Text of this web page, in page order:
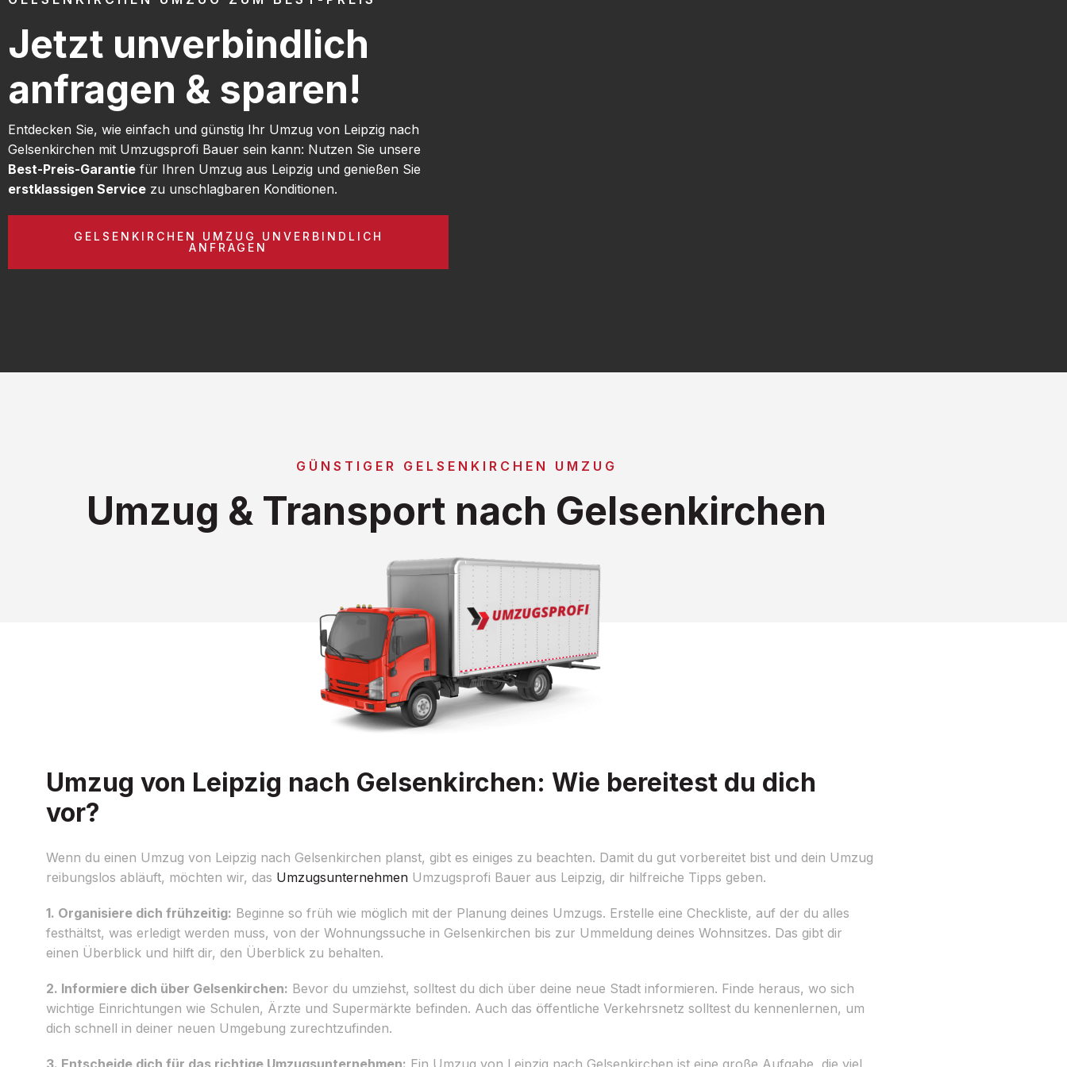
Jetzt unverbindlich
anfragen & sparen!
Entdecken Sie, wie einfach und günstig Ihr Umzug von Leipzig nach
Gelsenkirchen mit Umzugsprofi Bauer sein kann: Nutzen Sie unsere
Best-Preis-Garantie für Ihren Umzug aus Leipzig und genießen Sie
erstklassigen Service zu unschlagbaren Konditionen.
GELSENKIRCHEN UMZUG UNVERBINDLICH
ANFRAGEN
GÜNSTIGER GELSENKIRCHEN UMZUG
Umzug & Transport nach Gelsenkirchen
Umzug von Leipzig nach Gelsenkirchen: Wie bereitest du dich
vor?
Wenn du einen Umzug von Leipzig nach Gelsenkirchen planst, gibt es einiges zu beachten. Damit du gut vorbereitet bist und dein Umzug
reibungslos abläuft, möchten wir, das Umzugsunternehmen Umzugsprofi Bauer aus Leipzig, dir hilfreiche Tipps geben.
1. Organisiere dich frühzeitig: Beginne so früh wie möglich mit der Planung deines Umzugs. Erstelle eine Checkliste, auf der du alles
festhältst, was erledigt werden muss, von der Wohnungssuche in Gelsenkirchen bis zur Ummeldung deines Wohnsitzes. Das gibt dir
einen Überblick und hilft dir, den Überblick zu behalten.
2. Informiere dich über Gelsenkirchen: Bevor du umziehst, solltest du dich über deine neue Stadt informieren. Finde heraus, wo sich
wichtige Einrichtungen wie Schulen, Ärzte und Supermärkte befinden. Auch das öffentliche Verkehrsnetz solltest du kennenlernen, um
dich schnell in deiner neuen Umgebung zurechtzufinden.
3. Entscheide dich für das richtige Umzugsunternehmen: Ein Umzug von Leipzig nach Gelsenkirchen ist eine große Aufgabe, die viel